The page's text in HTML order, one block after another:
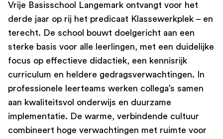
Vrije Basisschool Langemark ontvangt voor het
derde jaar op rij het predicaat Klassewerkplek – en
terecht. De school bouwt doelgericht aan een
sterke basis voor alle leerlingen, met een duidelijke
focus op effectieve didactiek, een kennisrijk
curriculum en heldere gedragsverwachtingen. In
professionele leerteams werken collega’s samen
aan kwaliteitsvol onderwijs en duurzame
implementatie. De warme, verbindende cultuur
combineert hoge verwachtingen met ruimte voor